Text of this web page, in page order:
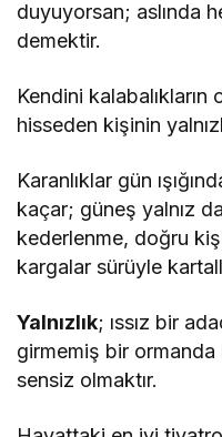
duyuyorsan; aslında
demektir.
Kendini kalabalıkların
hisseden kişinin
Karanlıklar gün
kaçar; güneş yalnız
kederlenme, doğru
kargalar sürüyle
Yalnızlık; ıssız bir
girmemiş bir
sensiz olmaktır.